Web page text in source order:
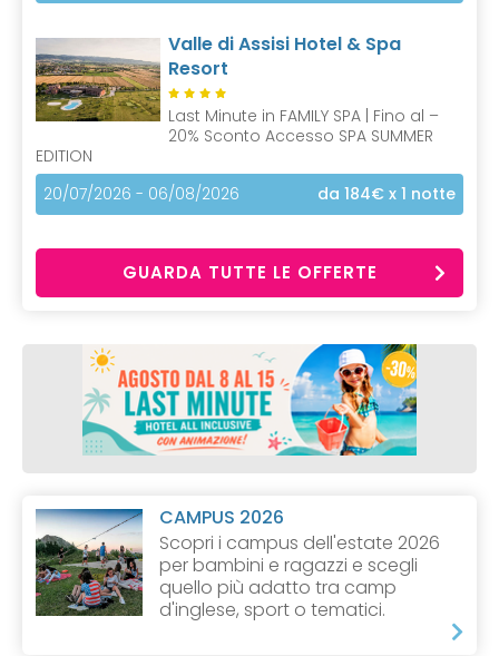
Valle di Assisi Hotel & Spa
Resort
Last Minute in FAMILY SPA | Fino al –
20% Sconto Accesso SPA SUMMER
EDITION
20/07/2026 - 06/08/2026
da 184€ x 1 notte
GUARDA TUTTE LE OFFERTE
CAMPUS 2026
Scopri i campus dell'estate 2026
per bambini e ragazzi e scegli
quello più adatto tra camp
d'inglese, sport o tematici.